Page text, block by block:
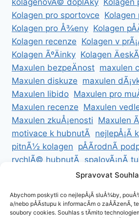
kolagenovÃ© doplÅky Kolagen
Kolagen pro sportovce Kolagen
Kolagen pro Å¾eny Kolagen
Kolagen recenze Kolagen v
Kolagen ÃºÄinky Kolagen
Maxulen bezpeÄnost maxulen
Maxulen diskuze maxulen
Maxulen libido Maxulen pro
Maxulen recenze Maxulen
Maxulen zkuÅ¡enosti Maxulen
motivace k hubnutÃ­ nejlepÅ¡Ã­
pitnÃ½ kolagen pÅÃ­rodnÃ­
rychlÃ© hubnutÃ­ spalovÃ¡nÃ­
ZdravÃ© hubnutÃ­ ZdravÃ©
Spravovat
Abychom poskytli co nejlepÅ¡Ã­ sluÅ¾by,
a/nebo pÅÃ­stupu k informacÃ­m o zaÅÃ­zenÃ­,
soubory cookies. Souhlas s tÄmito